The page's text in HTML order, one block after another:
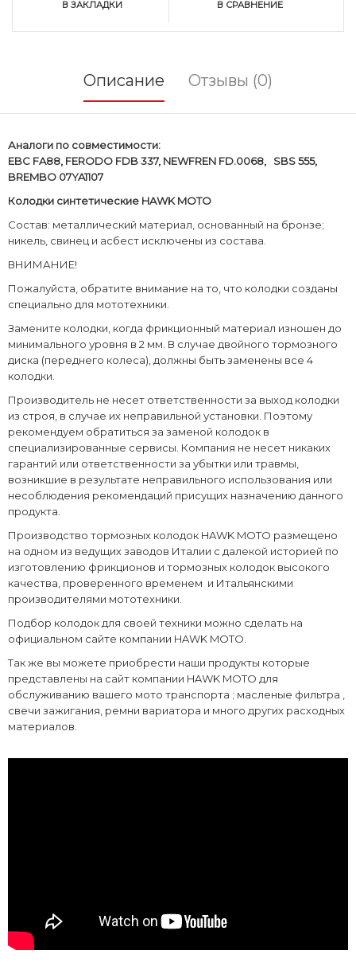
В ЗАКЛАДКИ В СРАВНЕНИЕ
Описание Отзывы (0)
Аналоги по совместимости:
EBC FA88, FERODO FDB 337, NEWFREN FD.0068, SBS 555,
BREMBO 07YA1107
Колодки синтетические HAWK MOTO
Состав: металлический материал, основанный на бронзе;
никель, свинец и асбест исключены из состава.
ВНИМАНИЕ!
Пожалуйста, обратите внимание на то, что колодки созданы
специально для мототехники.
Замените колодки, когда фрикционный материал изношен до
минимального уровня в 2 мм. В случае двойного тормозного
диска (переднего колеса), должны быть заменены все 4
колодки.
Производитель не несет ответственности за выход колодки
из строя, в случае их неправильной установки. Поэтому
рекомендуем обратиться за заменой колодок в
специализированные сервисы. Компания не несет никаких
гарантий или ответственности за убытки или травмы,
возникшие в результате неправильного использования или
несоблюдения рекомендаций присущих назначению данного
продукта.
Производство тормозных колодок HAWK MOTO размещено
на одном из ведущих заводов Италии с далекой историей по
изготовлению фрикционов и тормозных колодок высокого
качества, проверенного временем и Итальянскими
производителями мототехники
Подбор колодок для своей техники можно сделать на
официальном сайте компании HAWK MOTO.
Так же вы можете приобрести наши продукты которые
представлены на сайт компании HAWK MOTO для
обслуживанию вашего мото транспорта ; масленые фильтра ,
свечи зажигания, ремни вариатора и много других расходных
материалов.